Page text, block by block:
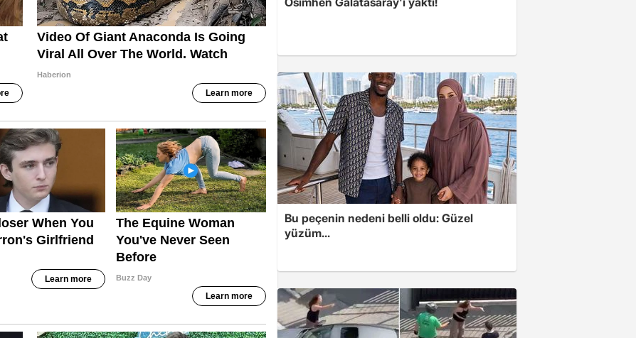
Bu peçenin nedeni belli oldu: Güzel
yüzüm...